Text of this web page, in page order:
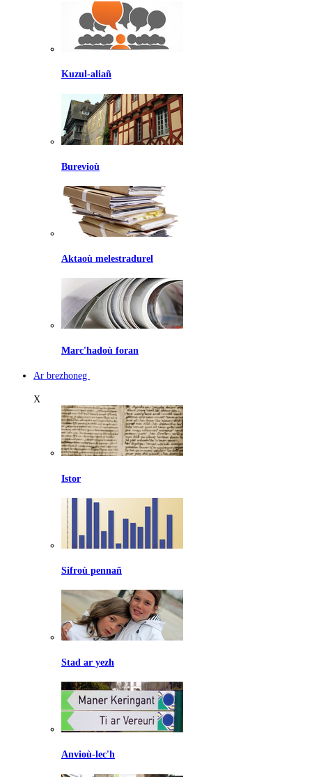
Kuzul-aliañ
Burevioù
Aktaoù melestradurel
Marc'hadoù foran
Ar brezhoneg
X
Istor
Sifroù pennañ
Stad ar yezh
Anvioù-lec'h